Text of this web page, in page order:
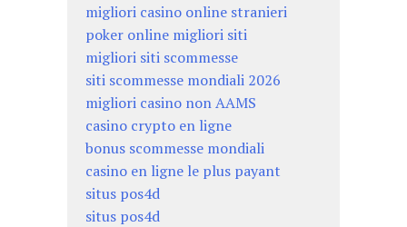
migliori casino online stranieri
poker online migliori siti
migliori siti scommesse
siti scommesse mondiali 2026
migliori casino non AAMS
casino crypto en ligne
bonus scommesse mondiali
casino en ligne le plus payant
situs pos4d
situs pos4d